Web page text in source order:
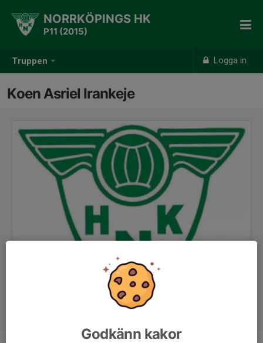
Truppen Logga in
NORRKÖPINGS HK
P11 (2015)
Koen Asriel Irankeje
Godkänn kakor